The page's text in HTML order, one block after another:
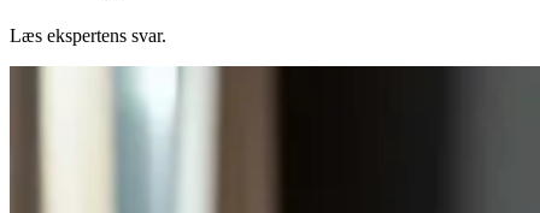
Læs ekspertens svar.